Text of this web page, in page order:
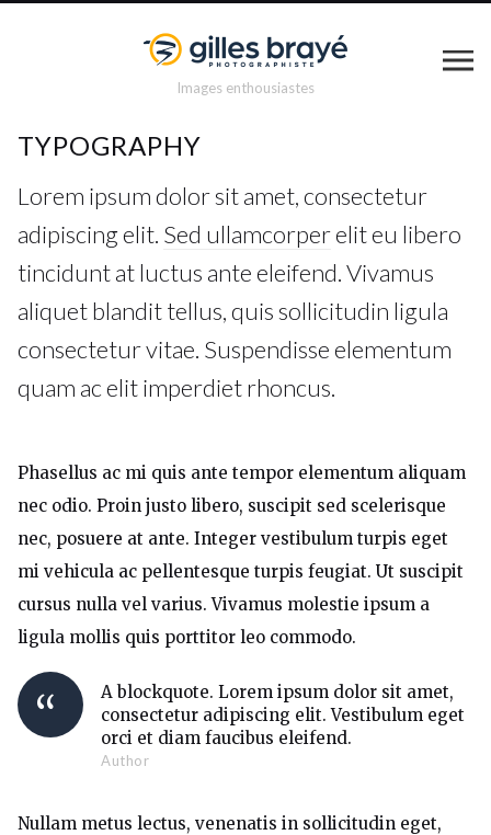
Images enthousiastes
TYPOGRAPHY
Lorem ipsum dolor sit amet, consectetur
adipiscing elit. Sed ullamcorperelit eu libero
tincidunt at luctus ante eleifend. Vivamus
aliquet blandit tellus, quis sollicitudin ligula
consectetur vitae. Suspendisse elementum
quam ac elit imperdiet rhoncus.
Phasellus ac mi quis ante tempor elementum aliquam
nec odio. Proin justo libero, suscipit sed scelerisque
nec, posuere at ante. Integer vestibulum turpis eget
mi vehicula ac pellentesque turpis feugiat. Ut suscipit
cursus nulla vel varius. Vivamus molestie ipsum a
ligula mollis quis porttitor leo commodo.
A blockquote. Lorem ipsum dolor sit amet,
consectetur adipiscing elit. Vestibulum eget
orci et diam faucibus eleifend.
Author
Nullam metus lectus, venenatis in sollicitudin eget,